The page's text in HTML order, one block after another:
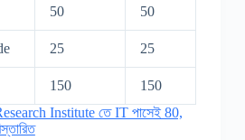
50 50
25 25
150
150
Institute তে IT পাসেই 80,